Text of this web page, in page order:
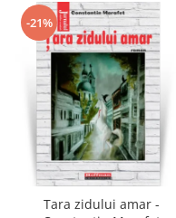
-21%
Tara zidului amar -